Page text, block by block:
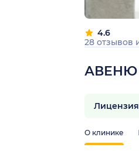
АВЕНЮ
4.6
28 отзывов
О клинике